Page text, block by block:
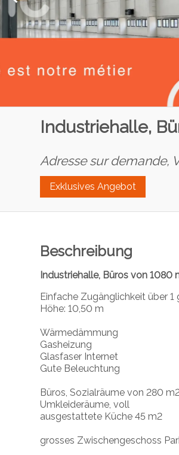
Industriehalle,
Adresse sur demande,
Exklusives Angebot
Beschreibung
Industriehalle, Büros von 1080
Einfache Zugänglichkeit über 1
Höhe: 10,50 m
Wärmedämmung
Gasheizung
Glasfaser Internet
Gute Beleuchtung
Büros, Sozialräume von 280
Umkleideräume, voll
ausgestattete Küche 45 m2
grosses Zwischengeschoss